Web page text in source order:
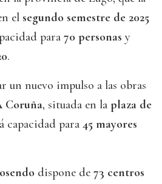
el segundo semestre de 2025
para 70 personas y
.
un nuevo impulso a las obras
Coruña, situada en la plaza de
capacidad para 45 mayores
dispone de 73 centros